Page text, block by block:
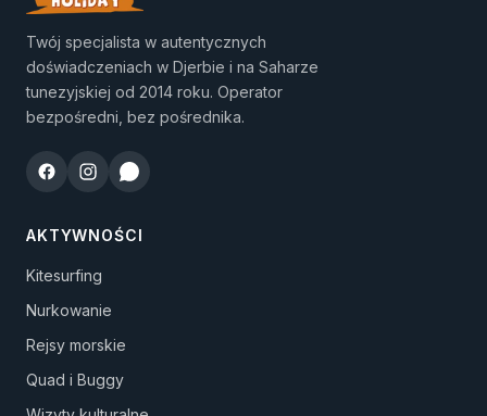
Twój specjalista w autentycznych
doświadczeniach w Djerbie i na Saharze
tunezyjskiej od 2014 roku. Operator
bezpośredni, bez pośrednika.
AKTYWNOŚCI
Kitesurfing
Nurkowanie
Rejsy morskie
Quad i Buggy